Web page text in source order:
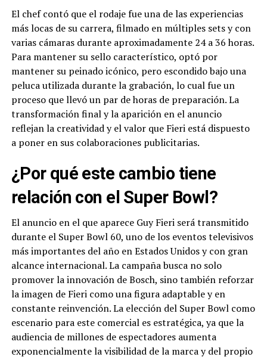
El chef contó que el rodaje fue una de las experiencias
más locas de su carrera, filmado en múltiples sets y con
varias cámaras durante aproximadamente 24 a 36 horas.
Para mantener su sello característico, optó por
mantener su peinado icónico, pero escondido bajo una
peluca utilizada durante la grabación, lo cual fue un
proceso que llevó un par de horas de preparación. La
transformación final y la aparición en el anuncio
reflejan la creatividad y el valor que Fieri está dispuesto
a poner en sus colaboraciones publicitarias.
¿Por qué este cambio tiene
relación con el Super Bowl?
El anuncio en el que aparece Guy Fieri será transmitido
durante el Super Bowl 60, uno de los eventos televisivos
más importantes del año en Estados Unidos y con gran
alcance internacional. La campaña busca no solo
promover la innovación de Bosch, sino también reforzar
la imagen de Fieri como una figura adaptable y en
constante reinvención. La elección del Super Bowl como
escenario para este comercial es estratégica, ya que la
audiencia de millones de espectadores aumenta
exponencialmente la visibilidad de la marca y del propio